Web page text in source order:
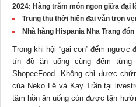
2024: Hàng trăm món ngon giữa đại
Trung thu thời hiện đại vẫn trọn
Nhà hàng Hispania Nha Trang
Trong khi hội “gai con” đếm
tín đồ ăn uống cũng đếm từng
ShopeeFood. Không chỉ được
của Neko Lê và Kay Trần tại
tâm hồn ăn uống còn được tận